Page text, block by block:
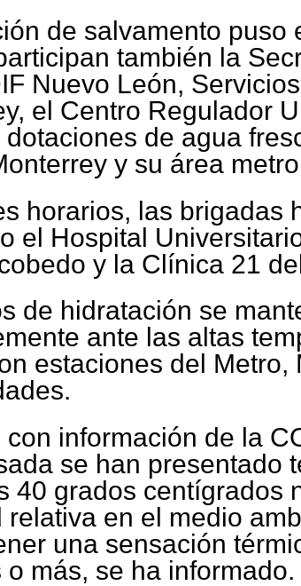
de salvamento puso
también la
Nuevo León,
el Centro Regulador
de agua
y su área
horarios, las brigadas
el Hospital
y la Clínica 21
de hidratación se
ante las altas
estaciones del Metro,
con información de la
se han presentado
40 grados centígrados
relativa en el medio
una sensación
más, se ha informado.